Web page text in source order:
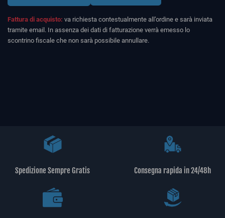
Fattura di acquisto: va richiesta contestualmente all’ordine e sarà inviata
tramite email. In assenza dei dati di fatturazione verrà emesso lo
scontrino fiscale che non sarà possibile annullare.
Spedizione Sempre Gratis Consegna rapida in 24/48h